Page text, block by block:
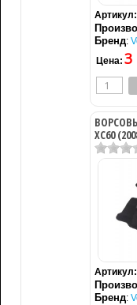
Артикул:
Бренд:
Цена: 3
XC60
Артикул:
Бренд: